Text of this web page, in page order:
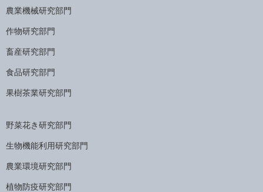
農業機械研究部門
作物研究部門
畜産研究部門
食品研究部門
果樹茶業研究部門
野菜花き研究部門
生物機能利用研究部門
農業環境研究部門
植物防疫研究部門